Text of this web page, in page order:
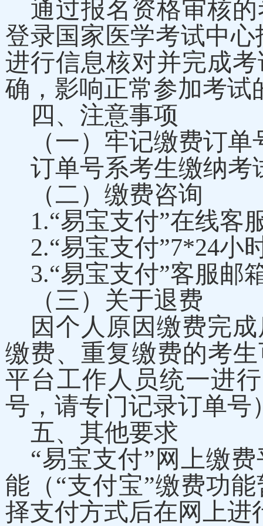
通过报名资格审核
登录国家医学考试中心
进行信息核对并完成
确，影响正常参加考试
四、注意事项
（一）牢记缴费订单
订单号系考生缴纳考
（二）缴费咨询
1.“易宝支付”在线客
2.“易宝支付”7*24小
3.“易宝支付”客服邮
（三）关于退费
因个人原因缴费完
缴费、重复缴费的考
平台工作人员统一进
号，请专门记录订单号
五、其他要求
“易宝支付”网上缴
能（“支付宝”缴费功
择支付方式后在网上进